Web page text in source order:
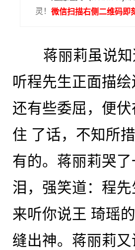
灵！ 微信扫描右侧二维码即
蒋丽莉虽说知
听程先生正面描
还有些委屈，便
住 了话，不知所
有的。蒋丽莉哭
泪，强笑道：程
来听你说王 琦瑶
缝出神。蒋丽莉